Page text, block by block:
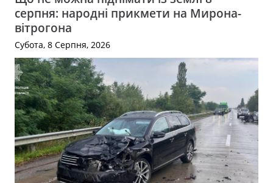
серпня: народні прикмети на Мирона-
вітрогона
Субота, 8 Серпня, 2026